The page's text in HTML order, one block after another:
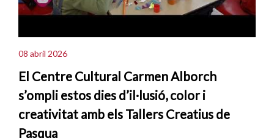
08 abril 2026
El Centre Cultural Carmen Alborch
s’ompli estos dies d’il·lusió, color i
creativitat amb els Tallers Creatius de
Pasqua